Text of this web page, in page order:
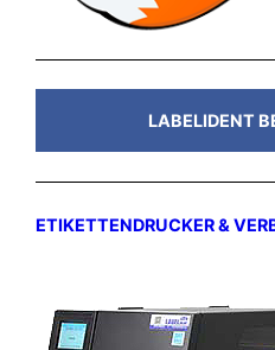
LABELIDENT
ETIKETTENDRUCKER &